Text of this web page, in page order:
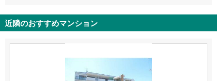
近隣のおすすめマンション